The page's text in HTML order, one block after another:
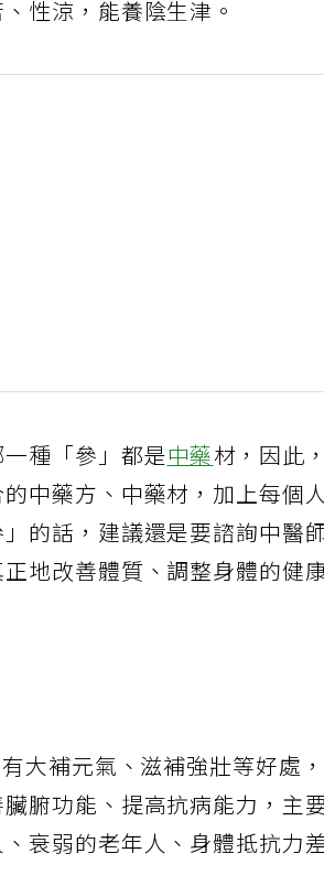
性涼，能養陰生津。
種「參」都是中藥材，因此，
中藥方、中藥材，加上每個
的話，建議還是要諮詢中醫
地改善體質、調整身體的健
大補元氣、滋補強壯等好處，
腑功能、提高抗病能力，主
衰弱的老年人、身體抵抗力